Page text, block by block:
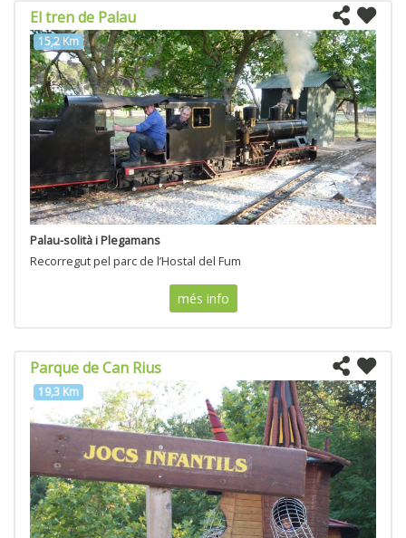
El tren de Palau
15,2 Km
Palau-solità i Plegamans
Recorregut pel parc de l’Hostal del Fum
més info
Parque de Can Rius
19,3 Km